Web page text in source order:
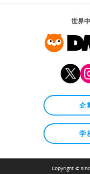
世界
企
学
Copyright ©